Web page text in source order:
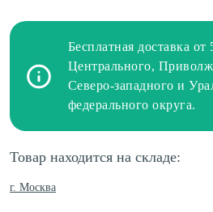
Бесплатная доставка от
Центрального,
Северо-западного и
федерального округа.
Товар находится на складе:
г. Москва